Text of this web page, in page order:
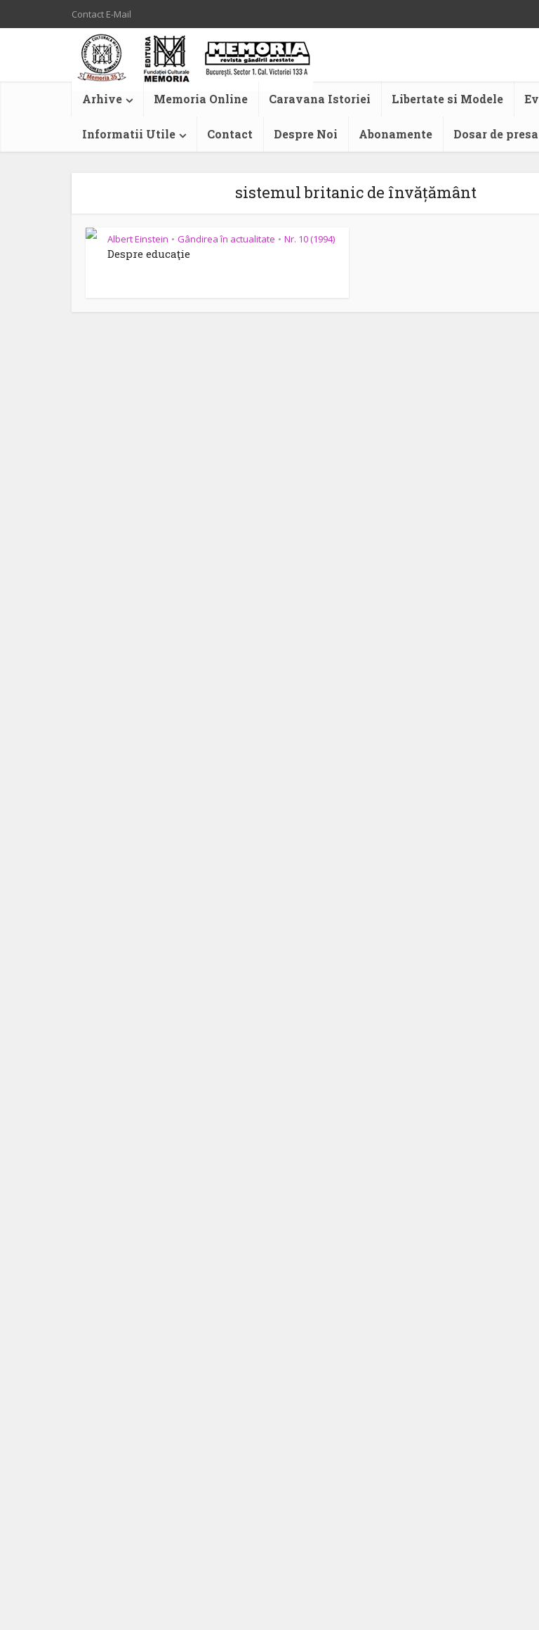
Contact E-Mail
Arhive Memoria Online Caravana Istoriei Libertate si Modele
Informatii Utile Contact Despre Noi Abonamente Dosar de presa
sistemul britanic de învățământ
Albert Einstein • Gândirea în actualitate • Nr. 10 (1994)
Despre educaţie